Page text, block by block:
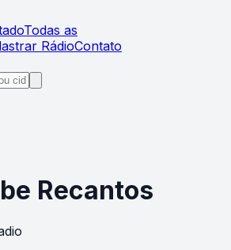
Todas as
RádioContato
Recantos